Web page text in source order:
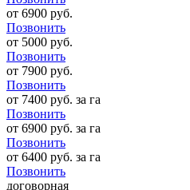
от 6900 руб.
Позвонить
от 5000 руб.
Позвонить
от 7900 руб.
Позвонить
от 7400 руб. за га
Позвонить
от 6900 руб. за га
Позвонить
от 6400 руб. за га
Позвонить
договорная